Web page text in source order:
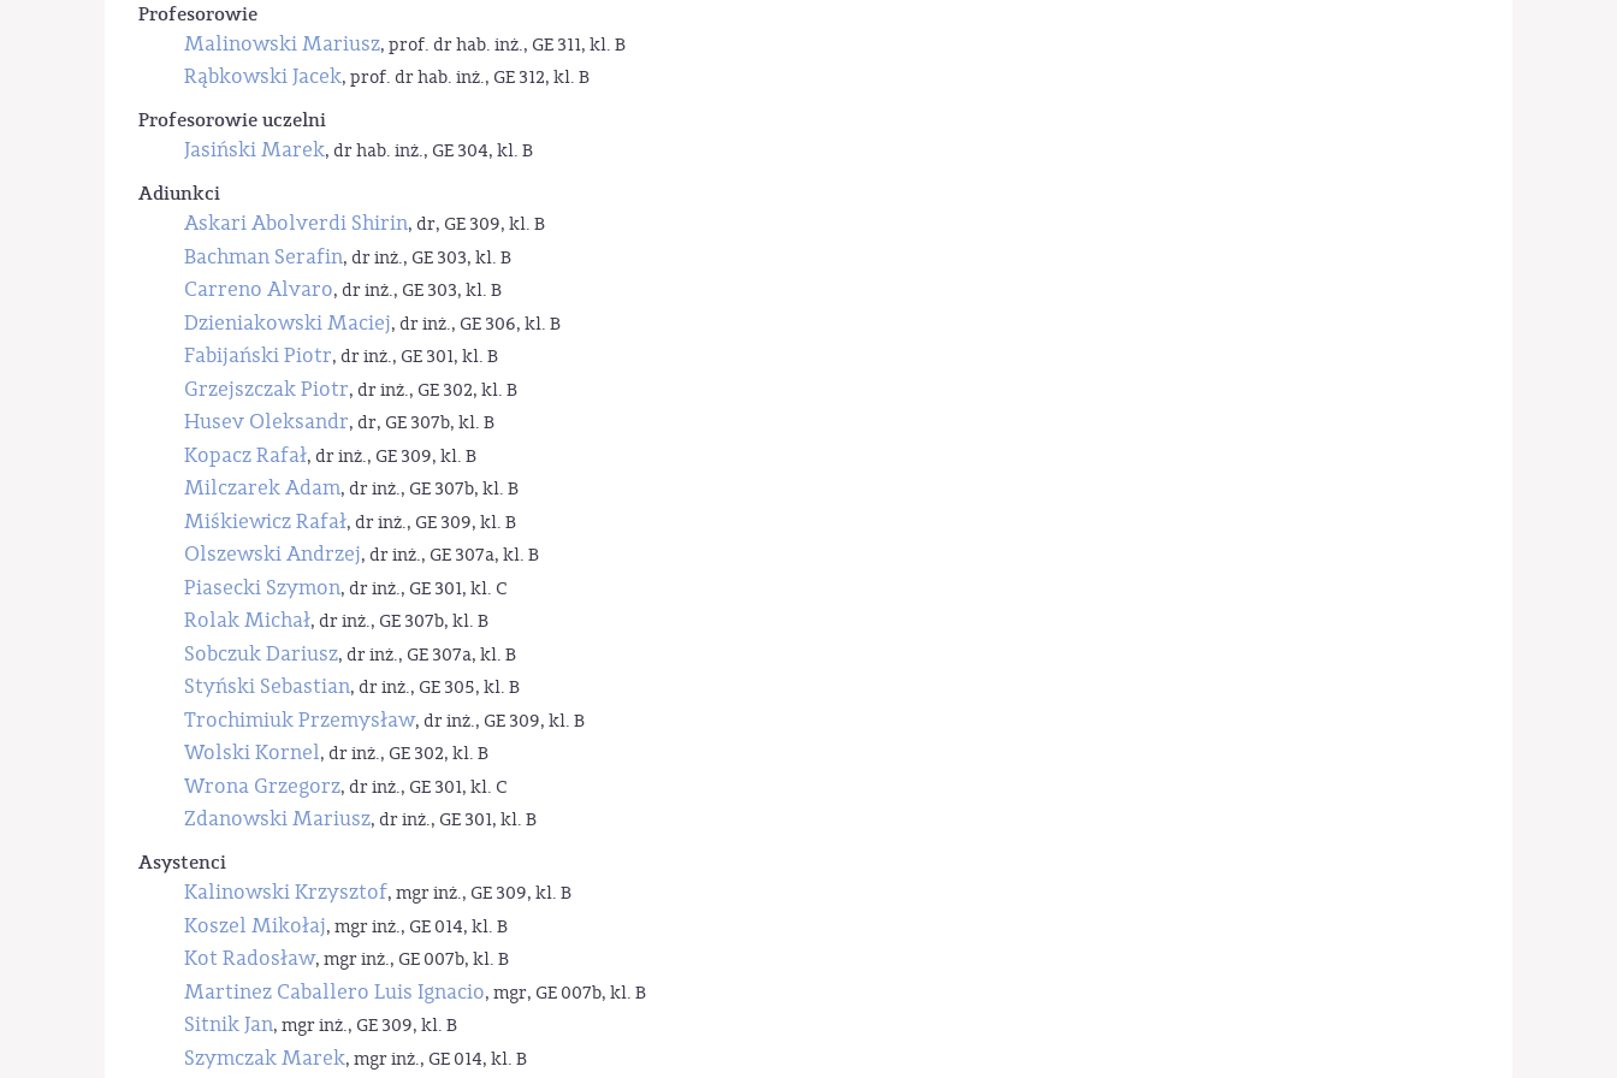
Profesorowie
Malinowski Mariusz, prof. dr hab. inż., GE 311, kl. B
Rąbkowski Jacek, prof. dr hab. inż., GE 312, kl. B
Profesorowie uczelni
Jasiński Marek, dr hab. inż., GE 304, kl. B
Adiunkci
Askari Abolverdi Shirin, dr, GE 309, kl. B
Bachman Serafin, dr inż., GE 303, kl. B
Carreno Alvaro, dr inż., GE 303, kl. B
Dzieniakowski Maciej, dr inż., GE 306, kl. B
Fabijański Piotr, dr inż., GE 301, kl. B
Grzejszczak Piotr, dr inż., GE 302, kl. B
Husev Oleksandr, dr, GE 307b, kl. B
Kopacz Rafał, dr inż., GE 309, kl. B
Milczarek Adam, dr inż., GE 307b, kl. B
Miśkiewicz Rafał, dr inż., GE 309, kl. B
Olszewski Andrzej, dr inż., GE 307a, kl. B
Piasecki Szymon, dr inż., GE 301, kl. C
Rolak Michał, dr inż., GE 307b, kl. B
Sobczuk Dariusz, dr inż., GE 307a, kl. B
Styński Sebastian, dr inż., GE 305, kl. B
Trochimiuk Przemysław, dr inż., GE 309, kl. B
Wolski Kornel, dr inż., GE 302, kl. B
Wrona Grzegorz, dr inż., GE 301, kl. C
Zdanowski Mariusz, dr inż., GE 301, kl. B
Asystenci
Kalinowski Krzysztof, mgr inż., GE 309, kl. B
Koszel Mikołaj, mgr inż., GE 014, kl. B
Kot Radosław, mgr inż., GE 007b, kl. B
Martinez Caballero Luis Ignacio, mgr, GE 007b, kl. B
Sitnik Jan, mgr inż., GE 309, kl. B
Szymczak Marek, mgr inż., GE 014, kl. B